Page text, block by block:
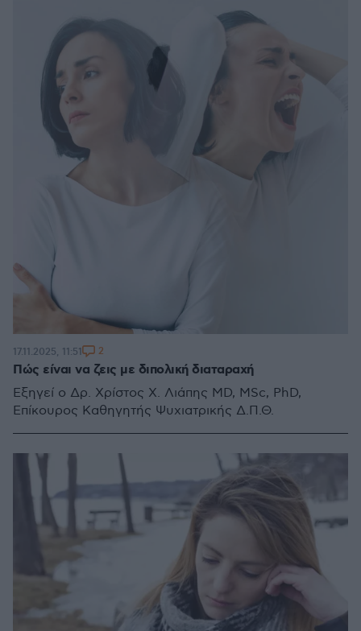
Πώς είναι να ζεις με διπολική διαταραχή
Εξηγεί ο Δρ. Χρίστος Χ. Λιάπης MD, MSc, PhD,
Επίκουρος Καθηγητής Ψυχιατρικής Δ.Π.Θ.
17.11.2025, 11:51 2